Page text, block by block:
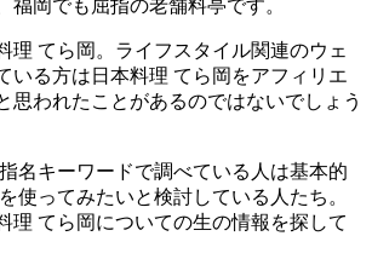
福岡でも屈指の老舗料亭です。
理 てら岡。ライフスタイル関連のウェ
いる方は日本料理 てら岡をアフィリエ
思われたことがあるのではないでしょう
名キーワードで調べている人は基本的
使ってみたいと検討している人たち。
理 てら岡についての生の情報を探して